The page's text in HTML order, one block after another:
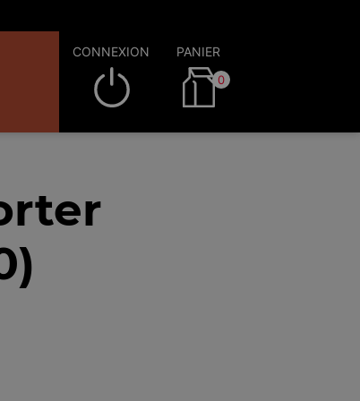
CONNEXION PANIER
0